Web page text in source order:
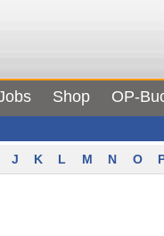
Shop OP-
J K L M N O P